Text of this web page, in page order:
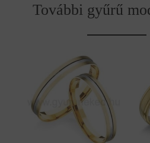
További gyűrű